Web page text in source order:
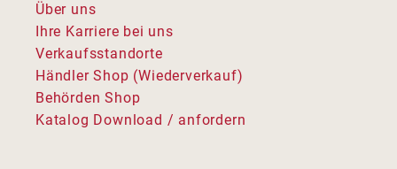
Über uns
Ihre Karriere bei uns
Verkaufsstandorte
Händler Shop (Wiederverkauf)
Behörden Shop
Katalog Download / anfordern